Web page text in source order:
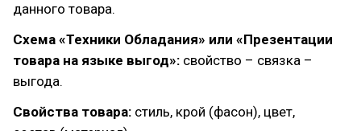
данного товара.
Схема «Техники Обладания» или «Презентации
товара на языке выгод»: свойство – связка –
выгода.
Свойства товара: стиль, крой (фасон), цвет,